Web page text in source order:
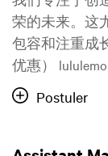
荣的未来。这
包容和注重成
优惠）
Postuler